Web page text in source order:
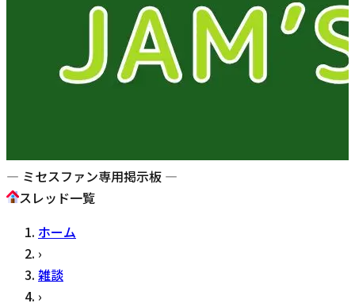
— ミセスファン専用掲示板 —
スレッド一覧
ホーム
›
雑談
›